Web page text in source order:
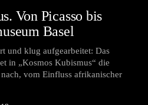
Von Picasso bis
Basel
und klug aufgearbeitet: Das
in „Kosmos Kubismus“ die
vom Einfluss afrikanischer